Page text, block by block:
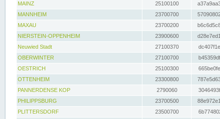
MAINZ
25100100
MANNHEIM
23700700
MAXAU
23700200
NIERSTEIN-OPPENHEIM
23900600
Neuwied Stadt
27100370
OBERWINTER
27100700
OESTRICH
25100300
OTTENHEIM
23300800
PANNERDENSE KOP
2790060
PHILIPPSBURG
23700500
PLITTERSDORF
23500700